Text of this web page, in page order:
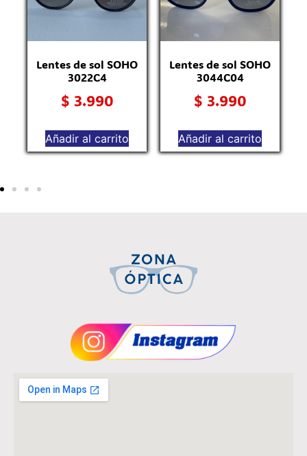
Lentes de sol SOHO
3022C4
$ 3.990
Añadir al carrito
Lentes de sol SOHO
3044C04
$ 3.990
Añadir al carrito